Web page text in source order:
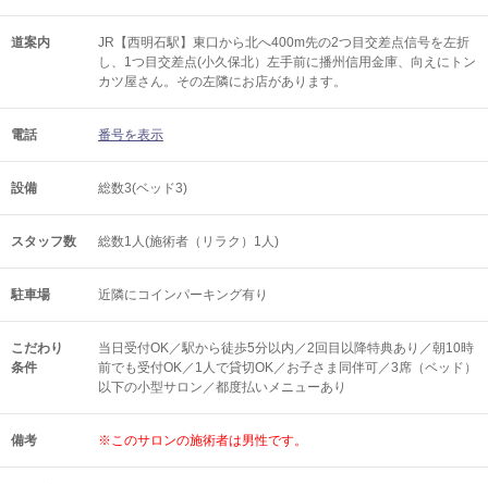
道案内
JR【西明石駅】東口から北へ400m先の2つ目交差点信号を左折
し、1つ目交差点(小久保北）左手前に播州信用金庫、向えにトン
カツ屋さん。その左隣にお店があります。
電話 番号を表示
設備 総数3(ベッド3)
スタッフ数 総数1人(施術者（リラク）1人)
駐車場 近隣にコインパーキング有り
こだわり
条件
当日受付OK／駅から徒歩5分以内／2回目以降特典あり／朝10時
前でも受付OK／1人で貸切OK／お子さま同伴可／3席（ベッド）
以下の小型サロン／都度払いメニューあり
備考 ※このサロンの施術者は男性です。